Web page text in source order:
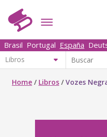
Brasil Portugal España
Home / Libros /Vozes